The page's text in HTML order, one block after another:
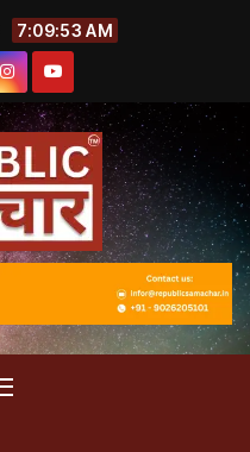
7:09:54 AM